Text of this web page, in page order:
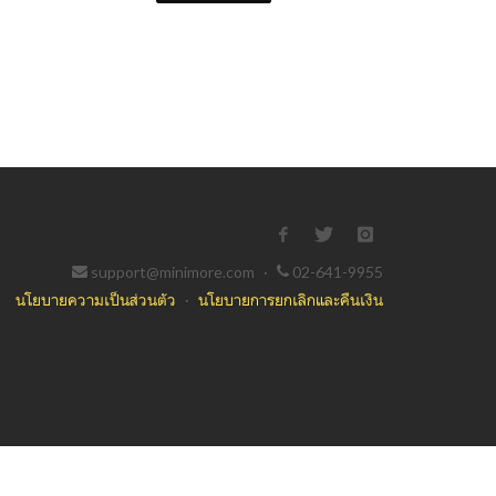
support@minimore.com ·
02-641-9955
นโยบายความเป็นส่วนตัว · นโยบายการยกเลิกและคืนเงิน